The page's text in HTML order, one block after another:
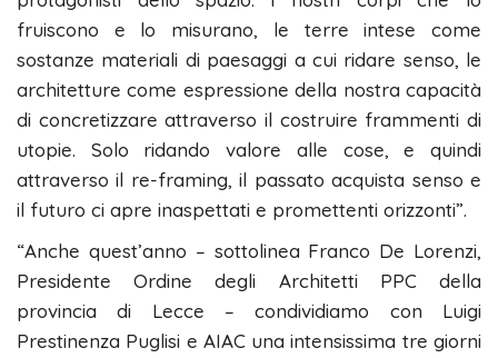
fruiscono e lo misurano, le terre intese come
sostanze materiali di paesaggi a cui ridare senso, le
architetture come espressione della nostra capacità
di concretizzare attraverso il costruire frammenti di
utopie. Solo ridando valore alle cose, e quindi
attraverso il re-framing, il passato acquista senso e
il futuro ci apre inaspettati e promettenti orizzonti”.
“Anche quest’anno – sottolinea Franco De Lorenzi,
Presidente Ordine degli Architetti PPC della
provincia di Lecce – condividiamo con Luigi
Prestinenza Puglisi e AIAC una intensissima tre giorni